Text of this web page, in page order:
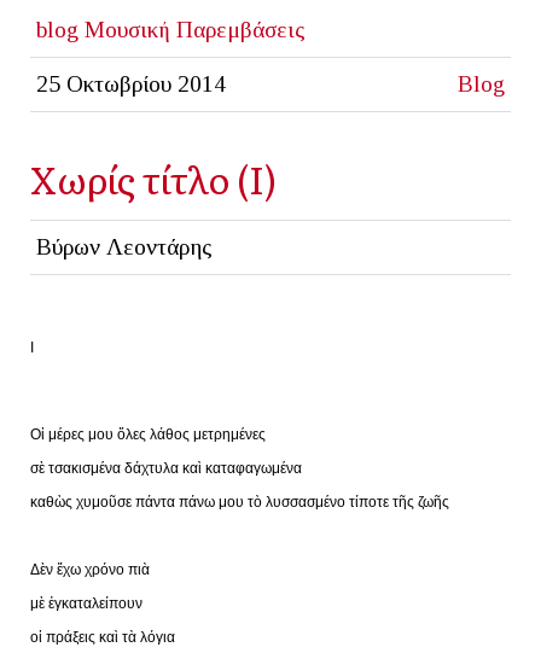
blog Μουσική Παρεμβάσεις
25 Οκτωβρίου 2014 Blog
Χωρίς τίτλο (I)
Βύρων Λεοντάρης
Ι
Οἱ μέρες μου ὅλες λάθος μετρημένες
σὲ τσακισμένα δάχτυλα καὶ καταφαγωμένα
καθὼς χυμοῦσε πάντα πάνω μου τὸ λυσσασμένο τίποτε τῆς ζωῆς
Δὲν ἔχω χρόνο πιὰ
μὲ ἐγκαταλείπουν
οἱ πράξεις καὶ τὰ λόγια